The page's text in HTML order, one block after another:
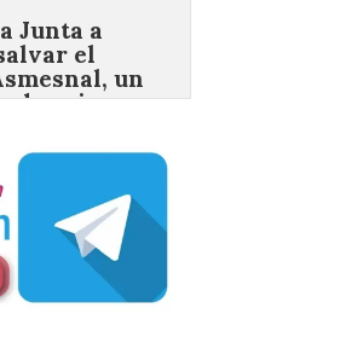
de ruina
abandonado
1949. Los
leonesistas
que la Junta
antes con los
medidas
el deterioro y el